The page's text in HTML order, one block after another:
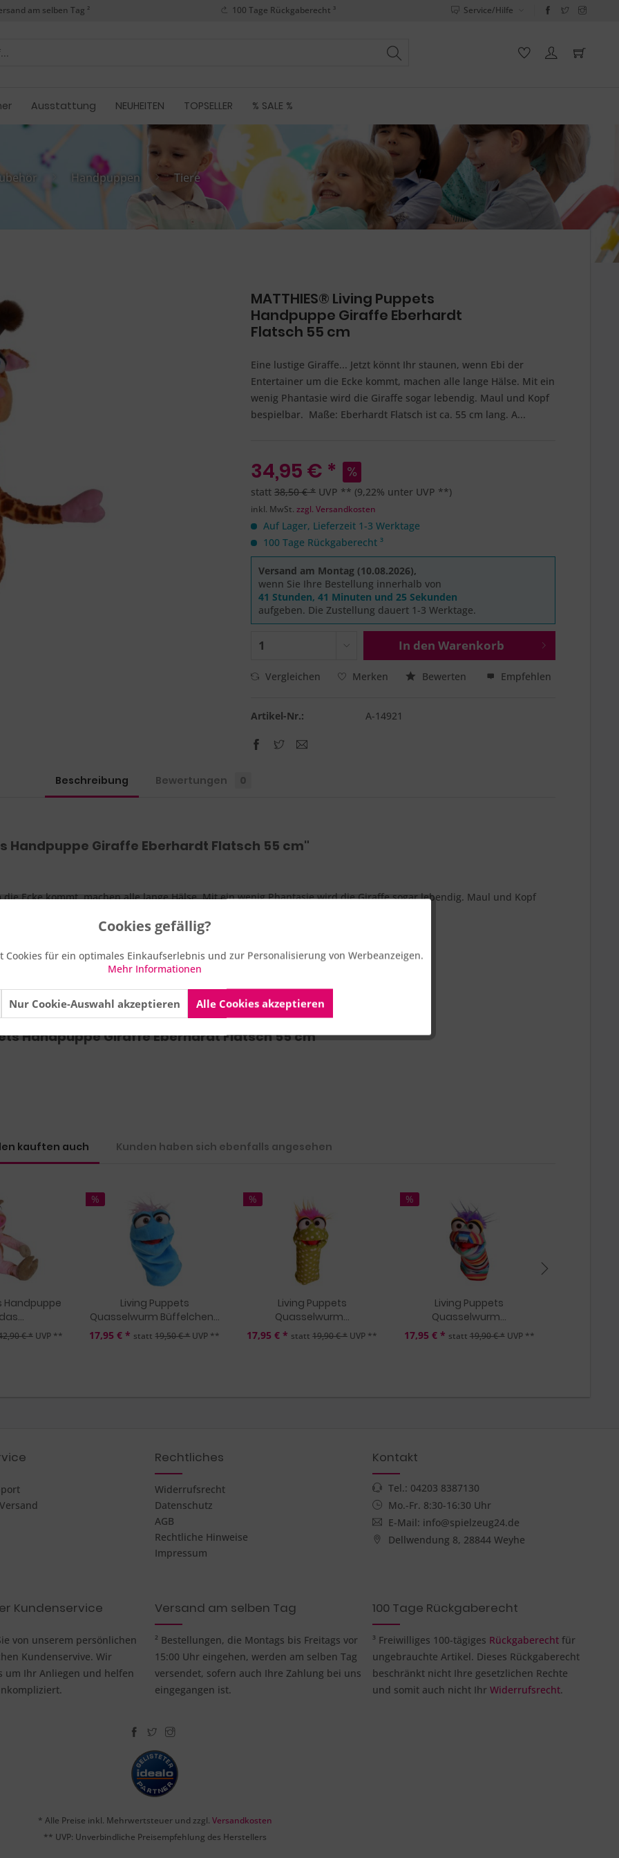
am selben Tag ² 100 Tage Rückgaberecht ³ Service/Hilfe
Ausstattung NEUHEITEN TOPSELLER % SALE %
Handpuppen Tiere
MATTHIES® Living Puppets
Handpuppe Giraffe Eberhardt
Flatsch 55 cm
Eine lustige Giraffe... Jetzt könnt Ihr staunen, wenn Ebi der
Entertainer um die Ecke kommt, machen alle lange Hälse. Mit ein
wenig Phantasie wird die Giraffe sogar lebendig. Maul und Kopf
bespielbar. Maße: Eberhardt Flatsch ist ca. 55 cm lang. A...
34,95 € *
statt38,50 € * UVP ** (9,22% unter UVP **)
inkl. MwSt.zzgl. Versandkosten
Auf Lager, Lieferzeit 1-3 Werktage
100 Tage Rückgaberecht ³
Versand am Montag (10.08.2026),
wenn Sie Ihre Bestellung innerhalb von
41 Stunden, 41 Minuten und 24 Sekunden
aufgeben. Die Zustellung dauert 1-3 Werktage.
In den Warenkorb
Vergleichen Merken Bewerten Empfehlen
Artikel-Nr.: A-14921
Beschreibung Bewertungen 0
Handpuppe Giraffe Eberhardt Flatsch 55 cm"
Ecke kommt, machen alle lange Hälse. Mit ein wenig Phantasie wird die Giraffe sogar lebendig. Maul und Kopf
für Kinder unter 10 Monaten geeignet.
Handpuppe Giraffe Eberhardt Flatsch 55 cm"
kauften auch Kunden haben sich ebenfalls angesehen
Handpuppe
€ *UVP **
%
Living Puppets
Quasselwurm Büffelchen...
17,95 € * statt19,50 € * UVP **
%
Living Puppets
Quasselwurm...
17,95 € * statt19,90 € * UVP **
%
Living Puppets
Quasselwurm...
17,95 € * statt 19,90 € *UVP **
Rechtliches
Widerrufsrecht
Datenschutz
AGB
Rechtliche Hinweise
Impressum
Kontakt
Tel.: 04203 8387130
Mo.-Fr. 8:30-16:30 Uhr
E-Mail: info@spielzeug24.de
Dellwendung 8, 28844 Weyhe
Kundenservice
von unserem persönlichen
Kundenservive. Wir
um Ihr Anliegen und helfen
Versand am selben Tag
² Bestellungen, die Montags bis Freitags vor
15:00 Uhr eingehen, werden am selben Tag
versendet, sofern auch Ihre Zahlung bei uns
eingegangen ist.
100 Tage Rückgaberecht
³ Freiwilliges 100-tägiges Rückgaberecht für
ungebrauchte Artikel. Dieses Rückgaberecht
beschränkt nicht Ihre gesetzlichen Rechte
und somit auch nicht Ihr Widerrufsrecht.
* Alle Preise inkl. Mehrwertsteuer und zzgl. Versandkosten
** UVP: Unverbindliche Preisempfehlung des Herstellers
Cookies gefällig?
Cookies für ein optimales Einkaufserlebnis und zur Personalisierung von Werbeanzeigen.
Mehr Informationen
Nur Cookie-Auswahl akzeptieren Alle Cookies akzeptieren